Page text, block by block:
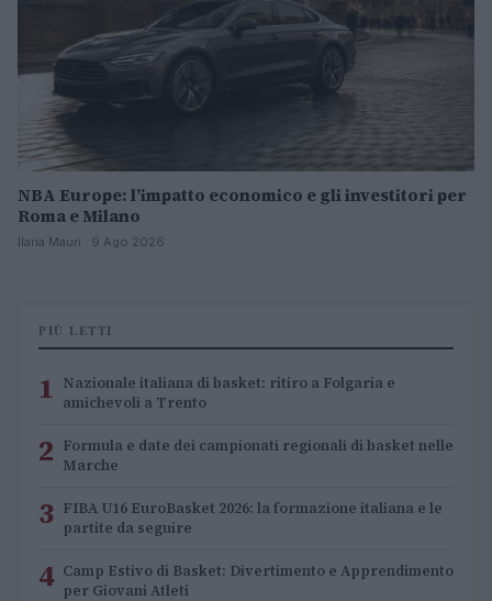
NBA Europe: l’impatto economico e gli investitori per
Roma e Milano
Ilaria Mauri · 9 Ago 2026
PIÙ LETTI
1 Nazionale italiana di basket: ritiro a Folgaria e
amichevoli a Trento
2 Formula e date dei campionati regionali di basket nelle
Marche
3 FIBA U16 EuroBasket 2026: la formazione italiana e le
partite da seguire
4 Camp Estivo di Basket: Divertimento e Apprendimento
per Giovani Atleti